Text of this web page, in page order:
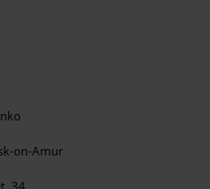
on-Amur